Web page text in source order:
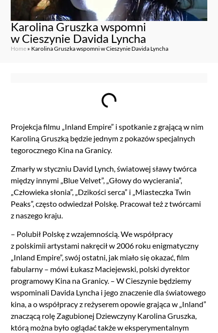
Karolina Gruszka wspomni
w Cieszynie Davida Lyncha
Home » Karolina Gruszka wspomni w Cieszynie Davida Lyncha
Projekcja filmu „Inland Empire” i spotkanie z grającą w nim
Karoliną Gruszką będzie jednym z pokazów specjalnych
tegorocznego Kina na Granicy.
Zmarły w styczniu David Lynch, światowej sławy twórca
między innymi „Blue Velvet”, „Głowy do wycierania”,
„Człowieka słonia”, „Dzikości serca” i „Miasteczka Twin
Peaks”, często odwiedzał Polskę. Pracował też z twórcami
z naszego kraju.
– Polubił Polskę z wzajemnością. We współpracy
z polskimii artystami nakręcił w 2006 roku enigmatyczny
„Inland Empire”, swój ostatni, jak miało się okazać, film
fabularny – mówi Łukasz Maciejewski, polski dyrektor
programowy Kina na Granicy. – W Cieszynie będziemy
wspominali Davida Lyncha i jego znaczenie dla światowego
kina, a o współpracy z reżyserem opowie grająca w „Inland”
znaczącą rolę Zagubionej Dziewczyny Karolina Gruszka,
którą można było oglądać także w eksperymentalnym